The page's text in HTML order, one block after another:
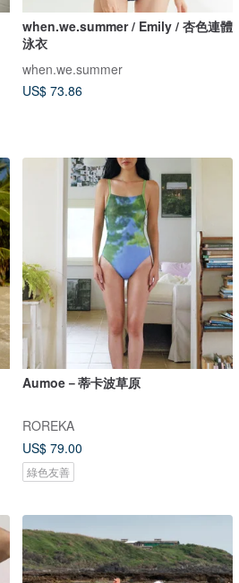
when.we.summer / Emily / 杏色連體
泳衣
when.we.summer
US$ 73.86
Aumoe－蒂卡波草原
ROREKA
US$ 79.00
綠色友善